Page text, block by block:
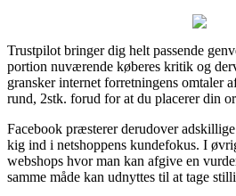
Trustpilot bringer dig helt passende
portion nuværende køberes kritik og
gransker internet forretningens omtaler
rund, 2stk. forud for at du placerer din
Facebook præsterer derudover
kig ind i netshoppens kundefokus. I
webshops hvor man kan afgive en
samme måde kan udnyttes til at tage